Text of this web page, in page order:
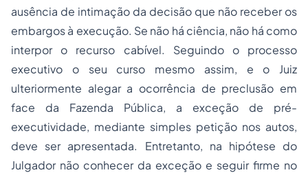
ausência de intimação da decisão que não receber os
embargos à execução. Se não há ciência, não há como
interpor o recurso cabível. Seguindo o processo
executivo o seu curso mesmo assim, e o Juiz
ulteriormente alegar a ocorrência de preclusão em
face da Fazenda Pública, a exceção de pré-
executividade, mediante simples petição nos autos,
deve ser apresentada. Entretanto, na hipótese do
Julgador não conhecer da exceção e seguir firme no